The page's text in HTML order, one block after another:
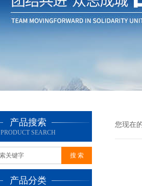
产品搜索
PRODUCT SEARCH
产品分类
您现在